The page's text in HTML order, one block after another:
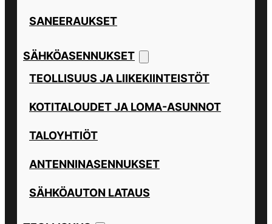
SANEERAUKSET
SÄHKÖASENNUKSET
TEOLLISUUS JA LIIKEKIINTEISTÖT
KOTITALOUDET JA LOMA-ASUNNOT
TALOYHTIÖT
ANTENNINASENNUKSET
SÄHKÖAUTON LATAUS